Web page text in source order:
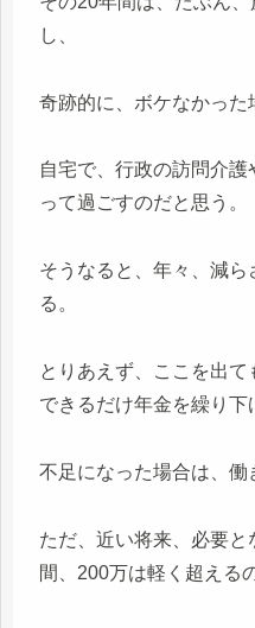
し、
奇跡的に、ボケなかった
自宅で、行政の訪問介
って過ごすのだと思う。
そうなると、年々、減
る。
とりあえず、ここを出て
できるだけ年金を繰り下
不足になった場合は、働
ただ、近い将来、必要
間、200万は軽く超える